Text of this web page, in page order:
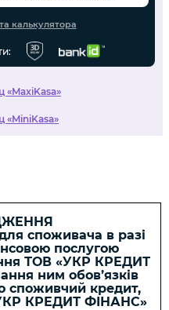
калькулятора
«MaxiKasa»
«MiniKasa»
споживача в разі
послугою
ТОВ «УКР КРЕДИТ
ним обов’язків
споживчий кредит,
КРЕДИТ ФІНАНС»